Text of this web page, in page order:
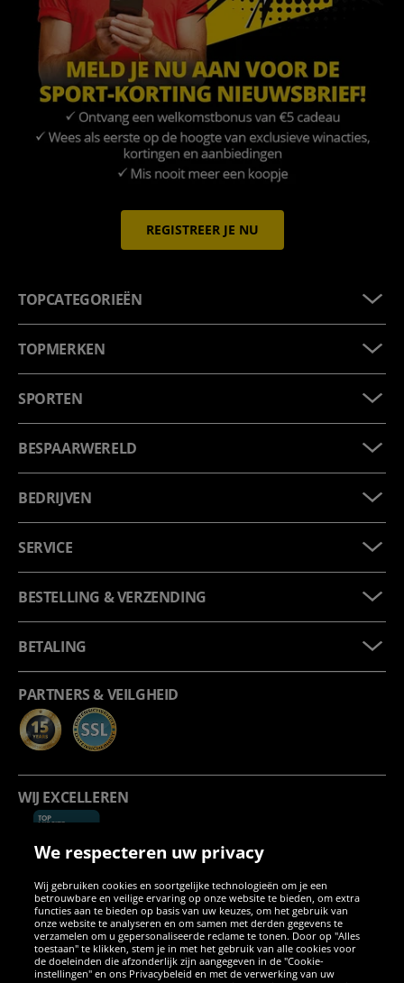
REGISTREER JE NU
TOPCATEGORIEËN
TOPMERKEN
SPORTEN
BESPAARWERELD
BEDRIJVEN
SERVICE
BESTELLING & VERZENDING
BETALING
PARTNERS & VEILGHEID
WIJ EXCELLEREN
SOCIALE MEDIA
We respecteren uw privacy
Wij gebruiken cookies en soortgelijke technologieën om je een
betrouwbare en veilige ervaring op onze website te bieden, om extra
functies aan te bieden op basis van uw keuzes, om het gebruik van
onze website te analyseren en om samen met derden gegevens te
verzamelen om u gepersonaliseerde reclame te tonen. Door op "Alles
toestaan" te klikken, stem je in met het gebruik van alle cookies voor
de doeleinden die afzonderlijk zijn aangegeven in de "Cookie-
instellingen" en ons Privacybeleid en met de verwerking van uw